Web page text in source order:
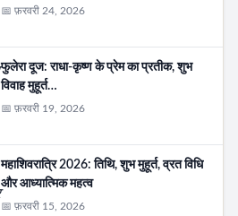
📅 फ़रवरी 24, 2026
फुलेरा दूज: राधा-कृष्ण के प्रेम का प्रतीक, शुभ
विवाह मुहूर्त…
📅 फ़रवरी 19, 2026
महाशिवरात्रि 2026: तिथि, शुभ मुहूर्त, व्रत विधि
और आध्यात्मिक महत्व
📅 फ़रवरी 15, 2026